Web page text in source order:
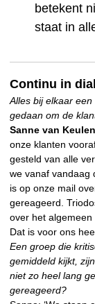
betekent
staat in
Continu in
Alles bij elkaar
gedaan om de
Sanne van
onze klanten
gesteld van alle
we vanaf vandaag
is op onze mail
gereageerd.
over het algemeen
Dat is voor ons
Een groep die
gemiddeld kijkt,
niet zo heel lang
gereageerd?